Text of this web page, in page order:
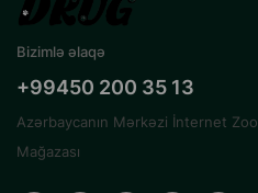
Bizimlə əlaqə
+99450 200 35 13
Azərbaycanın Mərkəzi İnternet Zoo
Mağazası